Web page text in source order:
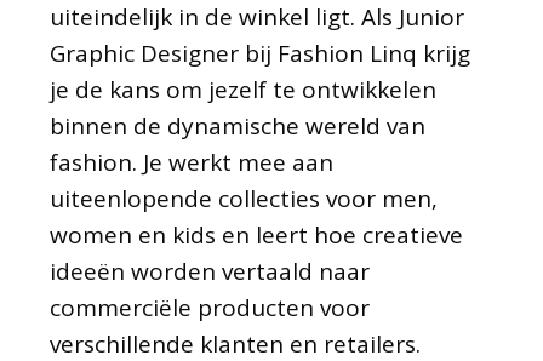
uiteindelijk in de winkel ligt. Als Junior
Graphic Designer bij Fashion Linq krijg
je de kans om jezelf te ontwikkelen
binnen de dynamische wereld van
fashion. Je werkt mee aan
uiteenlopende collecties voor men,
women en kids en leert hoe creatieve
ideeën worden vertaald naar
commerciële producten voor
verschillende klanten en retailers.